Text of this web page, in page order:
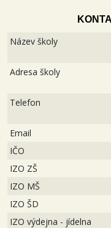
Název školy
Adresa školy
Telefon
Email
IČO
IZO ZŠ
IZO MŠ
IZO ŠD
IZO výdejna - jídelna